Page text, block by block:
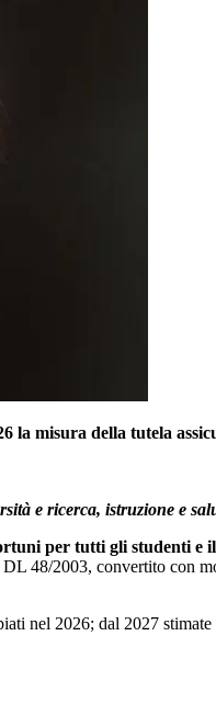
la misura della tutela
e ricerca, istruzione e
per tutti gli studenti e
DL 48/2003, convertito con
nel 2026; dal 2027